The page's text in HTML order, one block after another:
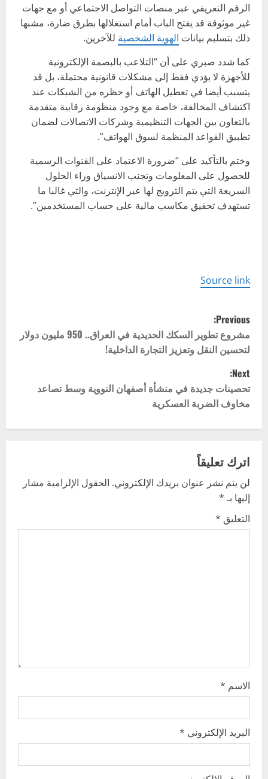
الرقم التعريفي عبر منصات التواصل الاجتماعي أو مع جهات
غير موثوقة قد يفتح الباب أمام استغلالها بطرق ضارة، مشبها
ذلك بتسليم بيانات الهوية الشخصية للآخرين.
كما شدد صبري على أن “التلاعب بالبصمة الإلكترونية
للأجهزة لا يؤدي فقط إلى مشكلات قانونية محتملة، بل قد
يتسبب أيضا في تعطيل الهاتف أو حظره من الشبكات عند
اكتشاف المخالفة، خاصة مع وجود منظومة رقابية متقدمة
بالتعاون بين الجهات التنظيمية وشركات الاتصالات لضمان
تطبيق القواعد المنظمة لسوق الهواتف”.
وختم بالتأكيد على “ضرورة الاعتماد على القنوات الرسمية
للحصول على المعلومات وتجنب الانسياق وراء الحلول
السريعة التي يتم الترويج لها عبر الإنترنت، والتي غالبا ما
تستهدف تحقيق مكاسب مالية على حساب المستخدمين”.
Source link
P
o
s
t
n
v
i
g
Previous:
مشروع تطوير السكك الحديدية في العراق.. 950 مليون دولار
لتحسين النقل وتعزيز التجارة الداخلية!
Next:
تحصينات جديدة في منشأة أصفهان النووية وسط تصاعد
مخاوف الضربة العسكرية
اترك تعليقاً
لن يتم نشر عنوان بريدك الإلكتروني. الحقول الإلزامية مشار
إليها بـ*
التعليق *
الاسم *
البريد الإلكتروني *